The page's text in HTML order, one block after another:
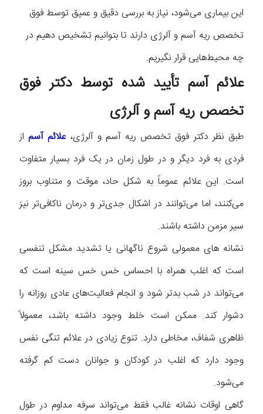
این بیماری می‌شود، نیاز به بررسی دقیق و عمیق توسط فوق
تخصص ریه آسم و آلرژی دارند تا بتوانیم تشخیص دهیم در
چه محیط‌هایی قرار نگیریم.
علائم آسم تأیید شده توسط دکتر فوق
تخصص ریه آسم و آلرژی
طبق نظر دکتر فوق تخصص ریه آسم و آلرژی،علائم آسماز
فردی به فرد دیگر و در طول زمان در یک فرد بسیار متفاوت
است. این علائم عموماً به شکل حاد، موقت و متناوب بروز
می‌کنند، اما می‌توانند در اشکال جدی‌تر و درمان ناکافی‌تر نیز
سیر مزمن داشته باشند.
نشانه های معمولی شروع ناگهانی یا تشدید مشکل تنفسی
است که اغلب همراه با احساس خس خس سینه است که
می‌تواند در شب بدتر شود و انجام فعالیت‌های عادی روزانه را
دشوار کند. ممکن است خلط وجود داشته باشد، معمولاً
ظاهری شفاف، مخاطی دارد. تنوع زیادی در علائم تنگی نفس
وجود دارد که اغلب در کودکان و جوانان دست کم گرفته
می‌شود.
گاهی اوقات نشانه غالب فقط می‌تواند سرفه مداوم در طول